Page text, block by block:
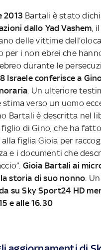
2013 Bartali è stato
dallo Yad Vashem,
delle vittime
per i non ebrei che
durante le
Israele conferisce a
. Un ulteriore
stima verso un uomo
Bartali è descritta nel
figlio di Gino, che ha
alla figlia Gioia per
e i documenti che
Gioia Bartali ai
storia di suo nonno.
su Sky Sport24 HD
e alle 16.30